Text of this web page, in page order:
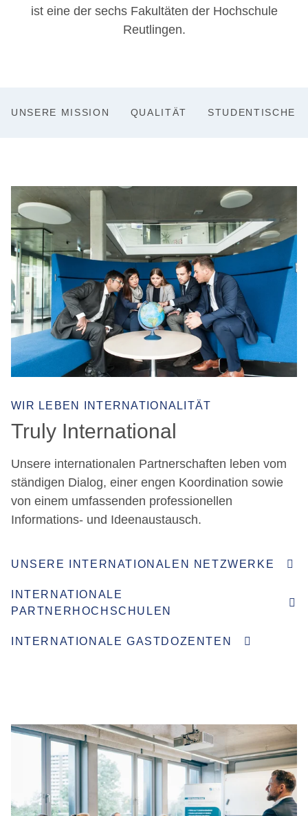
ist eine der sechs Fakultäten der Hochschule
Reutlingen.
UNSERE MISSION QUALITÄT STUDENTISCHE
Truly International
WIR LEBEN INTERNATIONALITÄT
Unsere internationalen Partnerschaften leben vom
ständigen Dialog, einer engen Koordination sowie
von einem umfassenden professionellen
Informations- und Ideenaustausch.
UNSERE INTERNATIONALEN NETZWERKE
INTERNATIONALE
PARTNERHOCHSCHULEN
INTERNATIONALE GASTDOZENTEN